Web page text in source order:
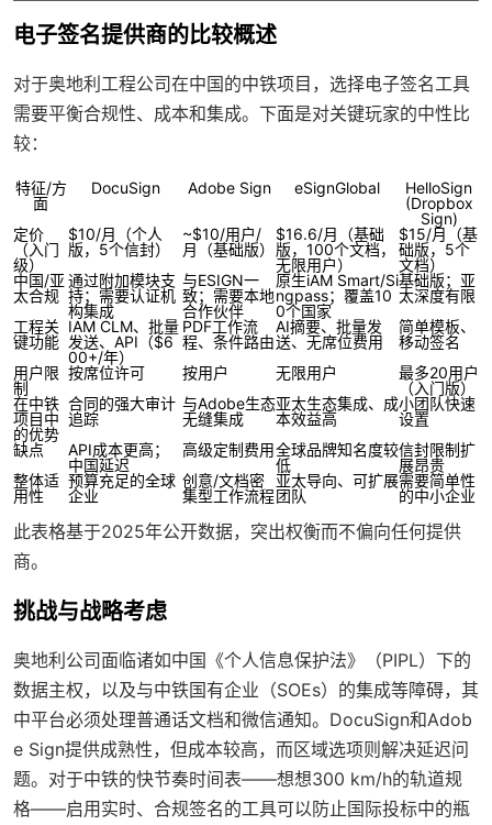
电子签名提供商的比较概述
对于奥地利工程公司在中国的中铁项目，选择电子签名工具
需要平衡合规性、成本和集成。下面是对关键玩家的中性比
较：
特征/方
面
DocuSign Adobe Sign eSignGlobal
HelloSign
(Dropbox
Sign)
定价
（入门
级）
$10/月（个人
版，5个信封）
~$10/用户/
月（基础版）
$16.6/月（基础
版，100个文档，
无限用户）
$15/月（基
础版，5个
文档）
中国/亚
太合规
通过附加模块支
持；需要认证机
构集成
与ESIGN一
致；需要本地
合作伙伴
原生iAM Smart/Si
ngpass；覆盖10
0个国家
基础版；亚
太深度有限
工程关
键功能
IAM CLM、批量
发送、API（$6
00+/年）
PDF工作流
程、条件路由
AI摘要、批量发
送、无席位费用
简单模板、
移动签名
用户限
制
按席位许可 按用户 无限用户
最多20用户
（入门版）
在中铁
项目中
的优势
合同的强大审计
追踪
与Adobe生态
无缝集成
亚太生态集成、成
本效益高
小团队快速
设置
缺点
API成本更高；
中国延迟
高级定制费用全球品牌知名度较
低
信封限制扩
展昂贵
整体适
用性
预算充足的全球
企业
创意/文档密
集型工作流程
亚太导向、可扩展
团队
需要简单性
的中小企业
此表格基于2025年公开数据，突出权衡而不偏向任何提供
商。
挑战与战略考虑
奥地利公司面临诸如中国《个人信息保护法》（PIPL）下的
数据主权，以及与中铁国有企业（SOEs）的集成等障碍，其
中平台必须处理普通话文档和微信通知。DocuSign和Adob
e Sign提供成熟性，但成本较高，而区域选项则解决延迟问
题。对于中铁的快节奏时间表——想想300 km/h的轨道规
格——启用实时、合规签名的工具可以防止国际投标中的瓶